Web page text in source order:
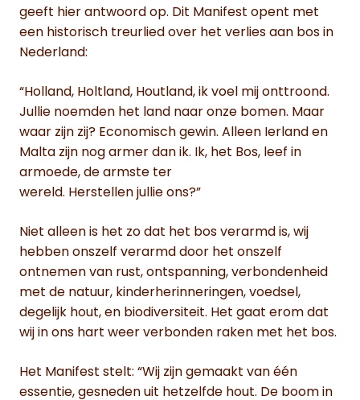
geeft hier antwoord op. Dit Manifest opent met
een historisch treurlied over het verlies aan bos in
Nederland:
“Holland, Holtland, Houtland, ik voel mij onttroond.
Jullie noemden het land naar onze bomen. Maar
waar zijn zij? Economisch gewin. Alleen Ierland en
Malta zijn nog armer dan ik. Ik, het Bos, leef in
armoede, de armste ter
wereld. Herstellen jullie ons?”
Niet alleen is het zo dat het bos verarmd is, wij
hebben onszelf verarmd door het onszelf
ontnemen van rust, ontspanning, verbondenheid
met de natuur, kinderherinneringen, voedsel,
degelijk hout, en biodiversiteit. Het gaat erom dat
wij in ons hart weer verbonden raken met het bos.
Het Manifest stelt: “Wij zijn gemaakt van één
essentie, gesneden uit hetzelfde hout. De boom in